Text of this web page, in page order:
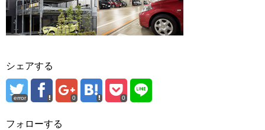
シェアする
error 0 0
フォローする